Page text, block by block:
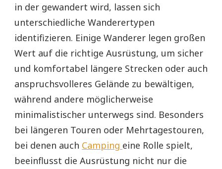
in der gewandert wird, lassen sich
unterschiedliche Wanderertypen
identifizieren. Einige Wanderer legen großen
Wert auf die richtige Ausrüstung, um sicher
und komfortabel längere Strecken oder auch
anspruchsvolleres Gelände zu bewältigen,
während andere möglicherweise
minimalistischer unterwegs sind. Besonders
bei längeren Touren oder Mehrtagestouren,
bei denen auch Camping eine Rolle spielt,
beeinflusst die Ausrüstung nicht nur die